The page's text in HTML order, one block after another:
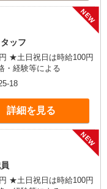
NEW
ッフ
円
・経験等による
18
詳細を見る
NEW
円